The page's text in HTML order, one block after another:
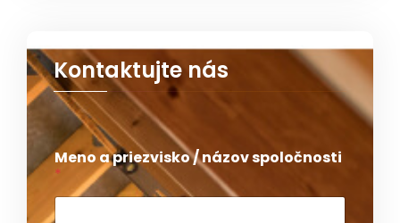
Kontaktujte nás
Meno a priezvisko / názov spoločnosti
*